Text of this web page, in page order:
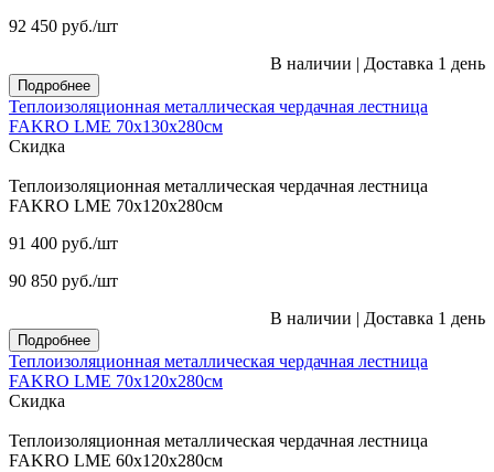
92 450 руб./шт
В наличии | Доставка 1 день
Подробнее
Теплоизоляционная металлическая чердачная лестница
FAKRO LME 70х130х280см
Скидка
Теплоизоляционная металлическая чердачная лестница
FAKRO LME 70х120х280см
91 400 руб./шт
90 850 руб./шт
В наличии | Доставка 1 день
Подробнее
Теплоизоляционная металлическая чердачная лестница
FAKRO LME 70х120х280см
Скидка
Теплоизоляционная металлическая чердачная лестница
FAKRO LME 60х120х280см